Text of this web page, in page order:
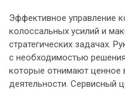
Эффективное управление
колоссальных усилий и
стратегических задачах.
с необходимостью
которые отнимают ценное
деятельности. Сервисный